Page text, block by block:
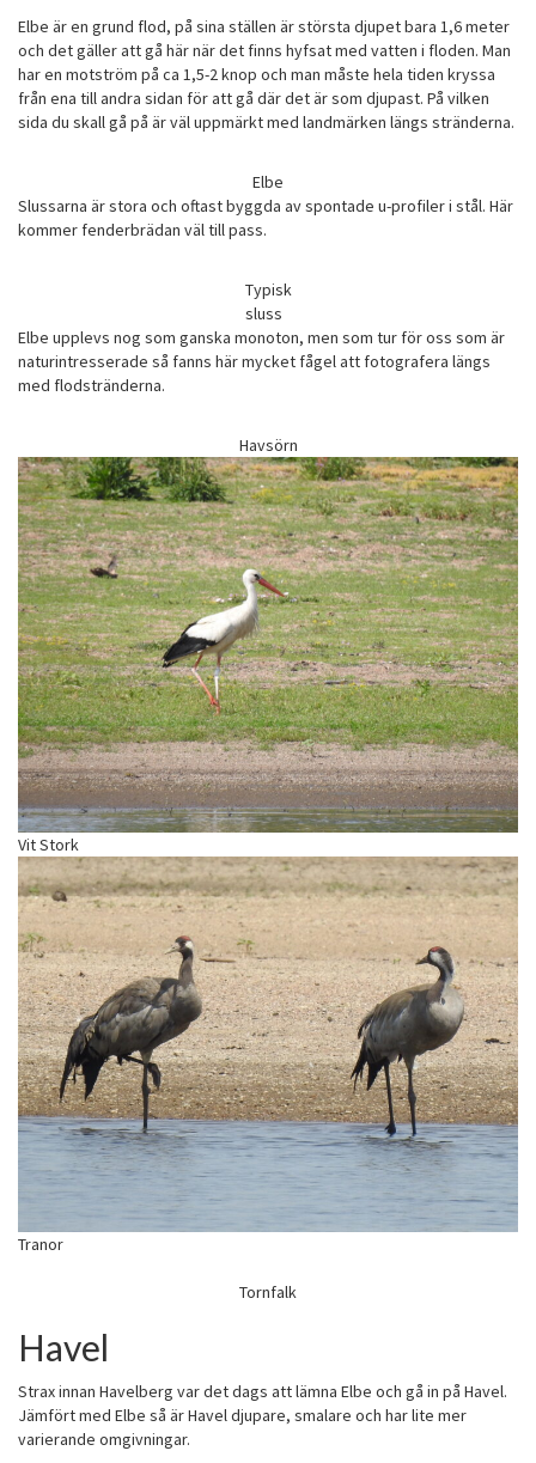
Elbe är en grund flod, på sina ställen är största djupet bara 1,6 meter
och det gäller att gå här när det finns hyfsat med vatten i floden. Man
har en motström på ca 1,5-2 knop och man måste hela tiden kryssa
från ena till andra sidan för att gå där det är som djupast. På vilken
sida du skall gå på är väl uppmärkt med landmärken längs stränderna.
Elbe
Slussarna är stora och oftast byggda av spontade u-profiler i stål. Här
kommer fenderbrädan väl till pass.
Typisk
sluss
Elbe upplevs nog som ganska monoton, men som tur för oss som är
naturintresserade så fanns här mycket fågel att fotografera längs
med flodstränderna.
Havsörn
Vit Stork
Tranor
Tornfalk
Havel
Strax innan Havelberg var det dags att lämna Elbe och gå in på Havel.
Jämfört med Elbe så är Havel djupare, smalare och har lite mer
varierande omgivningar.